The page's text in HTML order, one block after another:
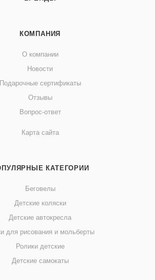
КОМПАНИЯ
О компании
Новости
Подарочные сертификаты
Отзывы
Вопрос-ответ
Карта сайта
КАТЕГОРИИ
Беговелы
Детские коляски
Детские автокресла
для рисования и мольберты
Ролики детские
Детские самокаты